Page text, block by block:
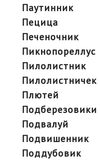
паутинник
пецица
печеночник
пикнопореллус
пилолистник
пилолистничек
плютей
подберезовики
подвалуй
подвишенник
поддубовик